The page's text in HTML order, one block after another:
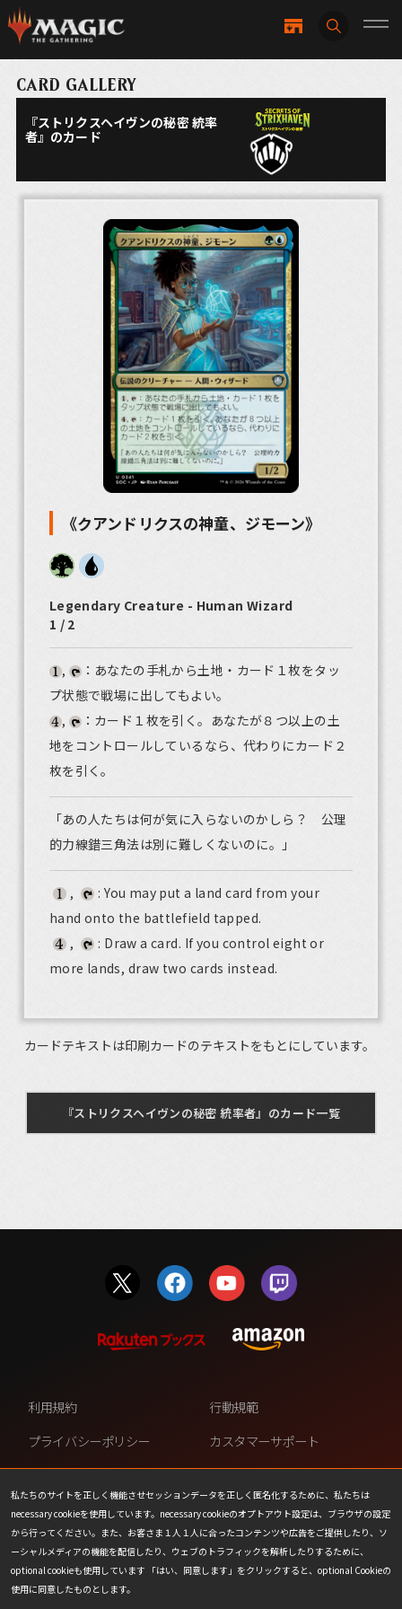
CARD GALLERY
『ストリクスヘイヴンの秘密 統率
者』のカード
《クアンドリクスの神童、ジモーン》
Legendary Creature - Human Wizard
1 / 2
,
：あなたの手札から土地・カード１枚をタッ
プ状態で戦場に出してもよい。
,
：カード１枚を引く。あなたが８つ以上の土
地をコントロールしているなら、代わりにカード２
枚を引く。
「あの人たちは何が気に入らないのかしら？ 公理
的力線錯三角法は別に難しくないのに。」
,
: You may put a land card from your
hand onto the battlefield tapped.
,
: Draw a card. If you control eight or
more lands, draw two cards instead.
カードテキストは印刷カードのテキストをもとにしています。
『ストリクスヘイヴンの秘密 統率者』のカード一覧
私たちのサイトを正しく機能させセッションデータを正しく匿名化するために、私たちは
necessary cookieを使用しています。necessary cookieのオプトアウト設定は、ブラウザの設定
から行ってください。また、お客さま１人１人に合ったコンテンツや広告をご提供したり、ソ
ーシャルメディアの機能を配信したり、ウェブのトラフィックを解析したりするために、
optional cookieも使用しています 「はい、同意します」をクリックすると、optional Cookieの
使用に同意したものとします。
利用規約
行動規範
プライバシーポリシー
カスタマーサポート
ファンコンテンツ・ポリシー
個人情報の販売や共有を許可し
ない
COOKIE
プレスリリース
会社情報
お問い合わせ